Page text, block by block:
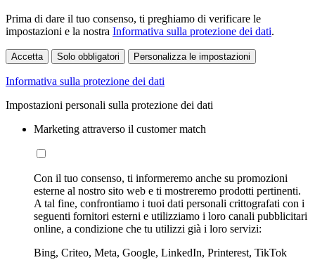
Prima di dare il tuo consenso, ti preghiamo di verificare le
impostazioni e la nostra Informativa sulla protezione dei dati.
Accetta Solo obbligatori Personalizza le impostazioni
Informativa sulla protezione dei dati
Impostazioni personali sulla protezione dei dati
Marketing attraverso il customer match
Con il tuo consenso, ti informeremo anche su promozioni
esterne al nostro sito web e ti mostreremo prodotti pertinenti.
A tal fine, confrontiamo i tuoi dati personali crittografati con i
seguenti fornitori esterni e utilizziamo i loro canali pubblicitari
online, a condizione che tu utilizzi già i loro servizi:
Bing, Criteo, Meta, Google, LinkedIn, Printerest, TikTok